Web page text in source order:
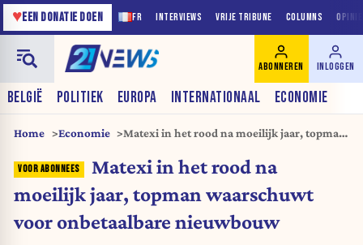
FR INTERVIEWS VRIJE TRIBUNE COLUMNS
♥EEN DONATIE DOEN
BELGIË POLITIEK EUROPA INTERNATIONAAL ECONOMIE
ABONNEREN INLOGGEN
Home Economie
Matexi in het rood na moeilijk jaar, topman
Matexi in het rood na
moeilijk jaar, topman waarschuwt
voor onbetaalbare nieuwbouw